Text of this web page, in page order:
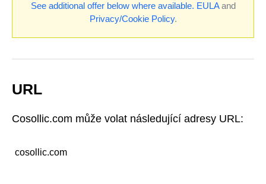
See additional offer below where available. EULAand
Privacy/Cookie Policy.
URL
Cosollic.com může volat následující adresy URL:
cosollic.com